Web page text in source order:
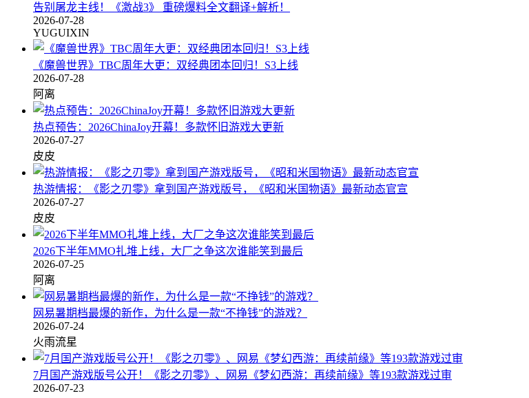
告别屠龙主线！《激战3》 重磅爆料全文翻译+解析！
2026-07-28
YUGUIXIN
《魔兽世界》TBC周年大更：双经典团本回归！S3上线
2026-07-28
阿离
热点预告：2026ChinaJoy开幕！多款怀旧游戏大更新
2026-07-27
皮皮
热游情报：《影之刃零》拿到国产游戏版号，《昭和米国物语》最新动态官宣
2026-07-27
皮皮
2026下半年MMO扎堆上线，大厂之争这次谁能笑到最后
2026-07-25
阿离
网易暑期档最爆的新作，为什么是一款“不挣钱”的游戏？
2026-07-24
火雨流星
7月国产游戏版号公开！《影之刃零》、网易《梦幻西游：再续前缘》等193款游戏过审
2026-07-23